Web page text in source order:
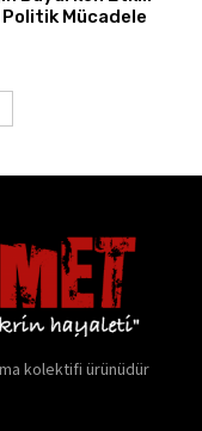
kolektifi ürünüdür